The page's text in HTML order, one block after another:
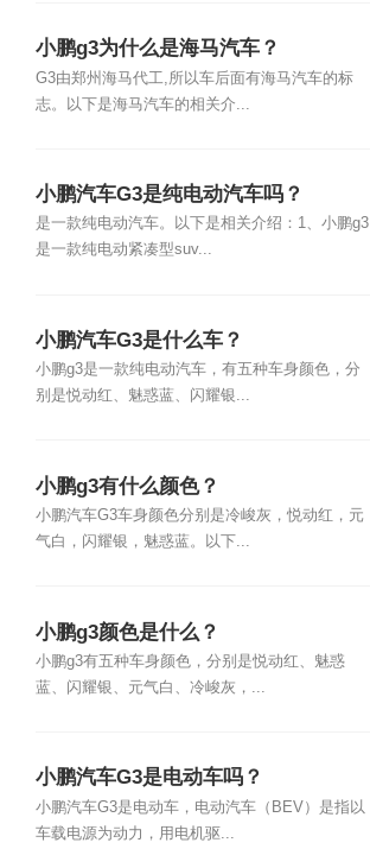
小鹏g3为什么是海马汽车？
G3由郑州海马代工,所以车后面有海马汽车的标
志。以下是海马汽车的相关介...
小鹏汽车G3是纯电动汽车吗？
是一款纯电动汽车。以下是相关介绍：1、小鹏g3
是一款纯电动紧凑型suv...
小鹏汽车G3是什么车？
小鹏g3是一款纯电动汽车，有五种车身颜色，分
别是悦动红、魅惑蓝、闪耀银...
小鹏g3有什么颜色？
小鹏汽车G3车身颜色分别是冷峻灰，悦动红，元
气白，闪耀银，魅惑蓝。以下...
小鹏g3颜色是什么？
小鹏g3有五种车身颜色，分别是悦动红、魅惑
蓝、闪耀银、元气白、冷峻灰，...
小鹏汽车G3是电动车吗？
小鹏汽车G3是电动车，电动汽车（BEV）是指以
车载电源为动力，用电机驱...